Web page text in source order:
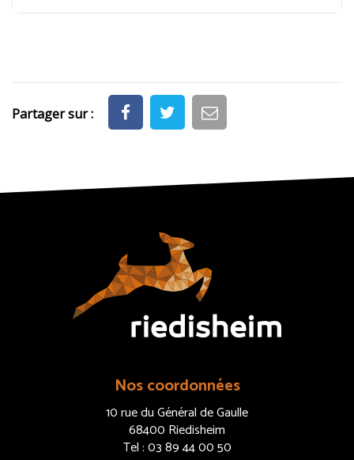
Partager sur :
Nos coordonnées
10 rue du Général de Gaulle
68400 Riedisheim
Tel : 03 89 44 00 50